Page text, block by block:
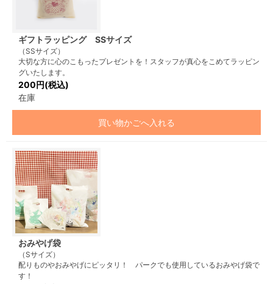
ギフトラッピング SSサイズ
（SSサイズ）
大切な方に心のこもったプレゼントを！スタッフが真心をこめてラッピン
グいたします。
200円(税込)
在庫
買い物かごへ入れる
おみやげ袋
（Sサイズ）
配りものやおみやげにピッタリ！ パークでも使用しているおみやげ袋で
す！